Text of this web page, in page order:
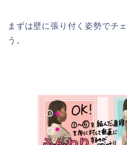
まずは壁に張り付く姿勢でチ
う。